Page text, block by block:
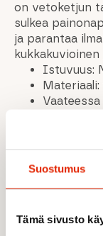
Suostumus
Tämä sivusto
on vetoketjun
sulkea
ja parantaa
Istuvuus:
Takki
pussissa
Takissa
PFC-